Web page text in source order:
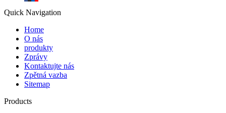
Quick Navigation
Home
O nás
produkty
Zprávy
Kontaktujte nás
Zpětná vazba
Sitemap
Products